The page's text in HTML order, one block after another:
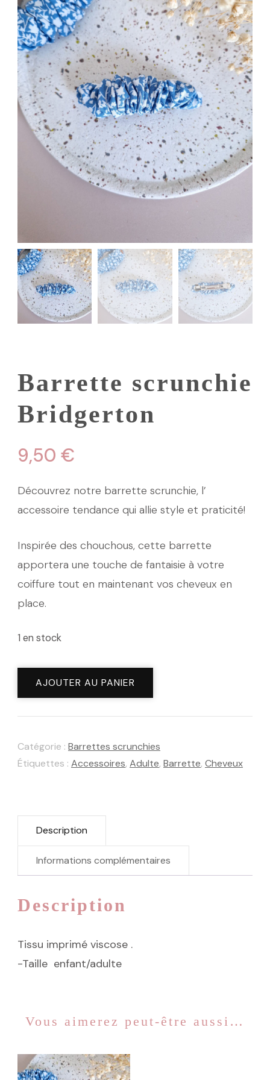
Barrette scrunchie
Bridgerton
9,50 €
Découvrez notre barrette scrunchie, l’
accessoire tendance qui allie style et praticité!
Inspirée des chouchous, cette barrette
apportera une touche de fantaisie à votre
coiffure tout en maintenant vos cheveux en
place.
1 en stock
quantité
Bridgerton
AJOUTER AU PANIER
Catégorie : Barrettes scrunchies
Étiquettes : Accessoires, Adulte, Barrette, Cheveux
Description
Informations complémentaires
Description
Tissu imprimé viscose .
-Taille enfant/adulte
Vous aimerez peut-être aussi…